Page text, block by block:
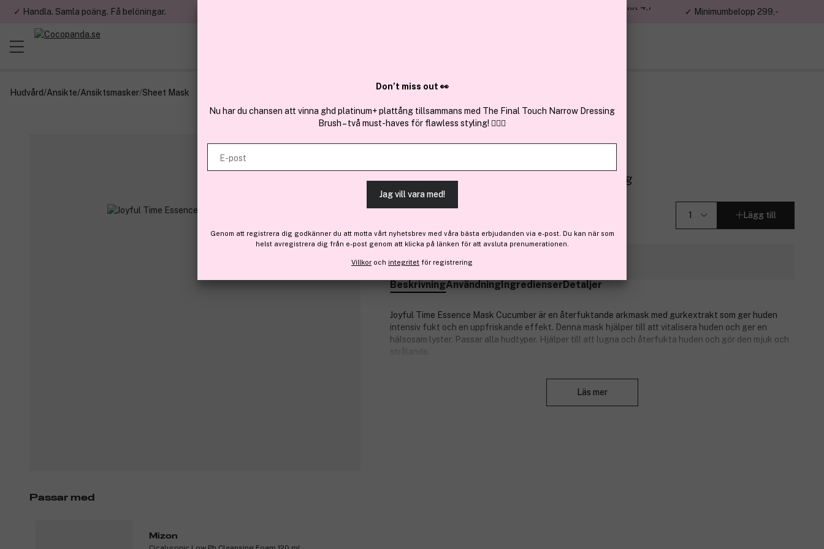
✓ Handla. Samla poäng. Få belöningar.
✓ Över 1,5 miljon kunder – Trustpilot 4,7
✓ Minimumbelopp 299,-
Hudvård/Ansikte/Ansiktsmasker/Sheet Mask
Joyful Time Essence Mask Cucumber 23 g
Lägg till
Finns online
BeskrivningAnvändningIngredienserDetaljer
Joyful Time Essence Mask Cucumber är en återfuktande arkmask med gurkextrakt som ger huden
intensiv fukt och en uppfriskande effekt. Denna mask hjälper till att vitalisera huden och ger en
hälsosam lyster. Passar alla hudtyper. Hjälper till att lugna och återfukta huden och gör den mjuk och
strålande.
Läs mer
Passar med
Mizon
Don’t miss out 👀
Nu har du chansen att vinna ghd platinum+ plattång tillsammans med The Final Touch Narrow Dressing
Brush – två must-haves för flawless styling! 💇‍♀️✨
E-post
Jag vill vara med!
Genom att registrera dig godkänner du att motta vårt nyhetsbrev med våra bästa erbjudanden via e-post. Du kan när som
helst avregistrera dig från e-post genom att klicka på länken för att avsluta prenumerationen.
Villkor och integritet för registrering